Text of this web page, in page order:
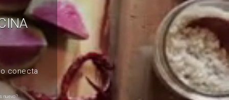
conecta
nuevo?